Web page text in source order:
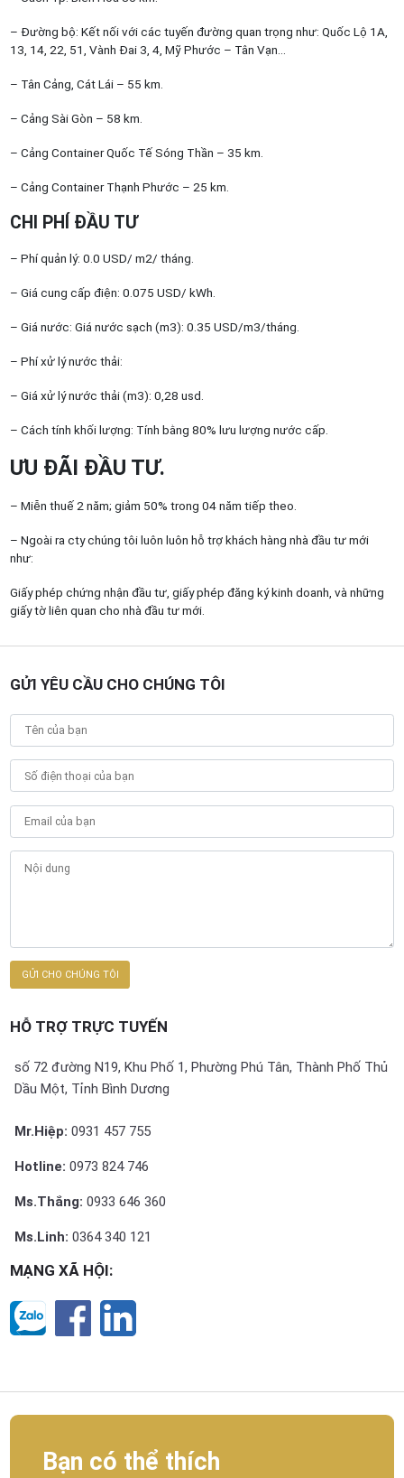
– Đường bộ: Kết nối với các tuyến đường quan trọng như: Quốc Lộ 1A,
13, 14, 22, 51, Vành Đai 3, 4, Mỹ Phước – Tân Vạn…
– Tân Cảng, Cát Lái – 55 km.
– Cảng Sài Gòn – 58 km.
– Cảng Container Quốc Tế Sóng Thần – 35 km.
– Cảng Container Thạnh Phước – 25 km.
CHI PHÍ ĐẦU TƯ
– Phí quản lý: 0.0 USD/ m2/ tháng.
– Giá cung cấp điện: 0.075 USD/ kWh.
– Giá nước: Giá nước sạch (m3): 0.35 USD/m3/tháng.
– Phí xử lý nước thải:
– Giá xử lý nước thải (m3): 0,28 usd.
– Cách tính khối lượng: Tính bằng 80% lưu lượng nước cấp.
ƯU ĐÃI ĐẦU TƯ.
– Miễn thuế 2 năm; giảm 50% trong 04 năm tiếp theo.
– Ngoài ra cty chúng tôi luôn luôn hỗ trợ khách hàng nhà đầu tư mới
như:
Giấy phép chứng nhận đầu tư, giấy phép đăng ký kinh doanh, và những
giấy tờ liên quan cho nhà đầu tư mới.
GỬI YÊU CẦU CHO CHÚNG TÔI
HỖ TRỢ TRỰC TUYẾN
số 72 đường N19, Khu Phố 1, Phường Phú Tân, Thành Phố Thủ
Dầu Một, Tỉnh Bình Dương
Mr.Hiệp: 0931 457 755
Hotline: 0973 824 746
Ms.Thắng: 0933 646 360
Ms.Linh: 0364 340 121
MẠNG XÃ HỘI:
Bạn có thể thích